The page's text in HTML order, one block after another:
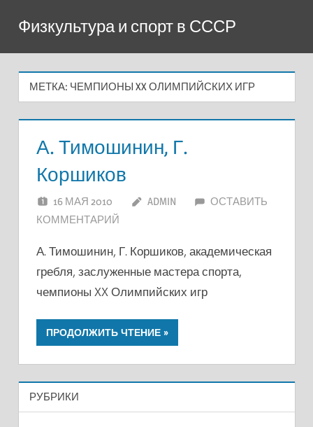
содержимому
Физкультура и спорт в СССР
МЕТКА: ЧЕМПИОНЫ XX ОЛИМПИЙСКИХ ИГР
А. Тимошинин, Г.
Коршиков
16 МАЯ 2010 ADMIN
ОСТАВИТЬ
КОММЕНТАРИЙ
А. Тимошинин, Г. Коршиков, академическая
гребля, заслуженные мастера спорта,
чемпионы XX Олимпийских игр
ПРОДОЛЖИТЬ ЧТЕНИЕ
РУБРИКИ